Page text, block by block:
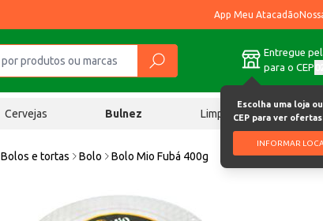
App Meu Atacadão
Entregue
para o CEP
Escolha uma loja
CEP para ver
INFORMAR
Cervejas Bulnez Limpeza
Bolos e tortas Bolo Bolo Mio Fubá 400g